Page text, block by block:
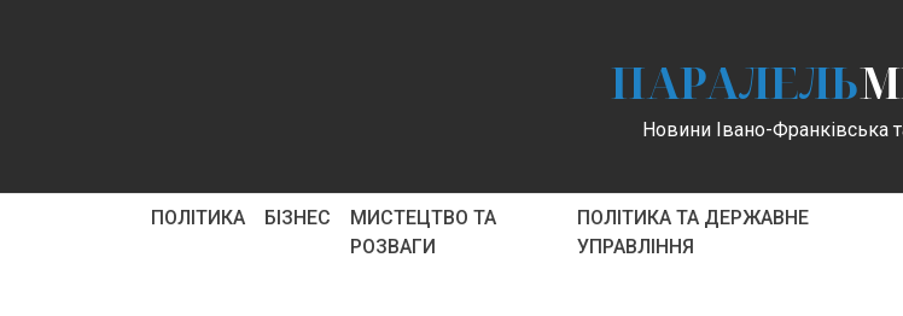
ПАРАЛЕЛЬ
Новини Івано-Франківська
ПОЛІТИКА БІЗНЕС
МИСТЕЦТВО ТА
РОЗВАГИ
ПОЛІТИКА ТА ДЕРЖАВНЕ
УПРАВЛІННЯ